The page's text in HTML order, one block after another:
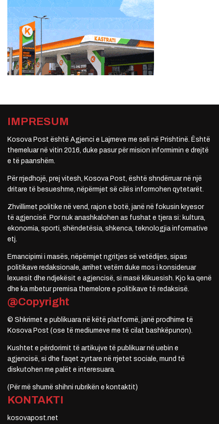
IMPRESUM
Kosova Post është Agjenci e Lajmeve me seli në Prishtinë. Është
themeluar në vitin 2016, duke pasur për mision informimin e drejtë
e të paanshëm.
Për rrjedhojë, prej vitesh, Kosova Post, është shndërruar në një
dritare të besueshme, nëpërmjet së cilës informohen qytetarët.
Zhvillimet politike në vend, rajon e botë, janë në fokusin kryesor
të agjencisë. Por nuk anashkalohen as fushat e tjera si: kultura,
ekonomia, sporti, shëndetësia, shkenca, teknologjia informative
etj.
Emancipimi i masës, nëpërmjet ngritjes së vetëdijes, sipas
politikave redaksionale, arrihet vetëm duke mos i konsideruar
lexuesit dhe ndjekësit e agjencisë, si masë klikuesish. Kjo ka qenë
dhe ka mbetur premisa themelore e politikave të redaksisë.
@Copyright
© Shkrimet e publikuara në këtë platformë, janë prodhime të
Kosova Post (ose të mediumeve me të cilat bashkëpunon).
Kushtet e përdorimit të artikujve të publikuar në uebin e
agjencisë, si dhe faqet zyrtare në rrjetet sociale, mund të
diskutohen me palët e interesuara.
(Për më shumë shihni rubrikën e kontaktit)
KONTAKTI
kosovapost.net